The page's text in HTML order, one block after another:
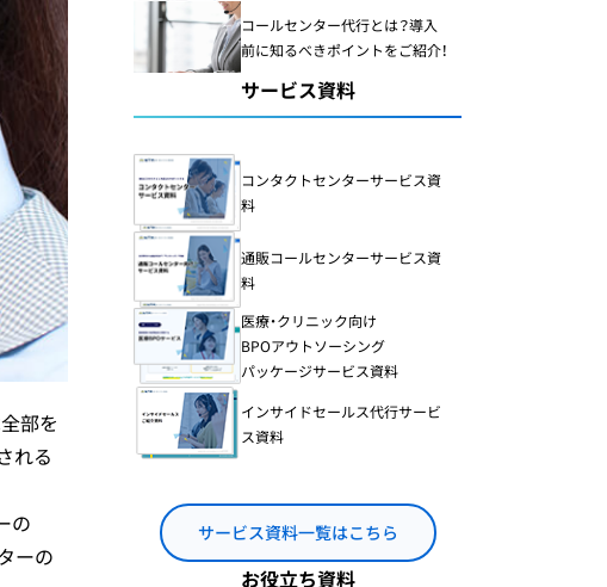
オペレーター研修
カスタマーハラスメ
ント
（カスハラ）研修
）分析
応
ルス
コールセンターでの
24時間365日対応の
コールセンター構築
部を
れる
の
ーの
コールセンター代行とは？導入
前に知るべきポイントをご紹介！
サービス資料
コンタクトセンターサービス資
料
通販コールセンターサービス資
料
医療・クリニック向け
BPOアウトソーシング
パッケージサービス資料
インサイドセールス代行サービ
ス資料
サービス資料一覧はこちら
お役立ち資料